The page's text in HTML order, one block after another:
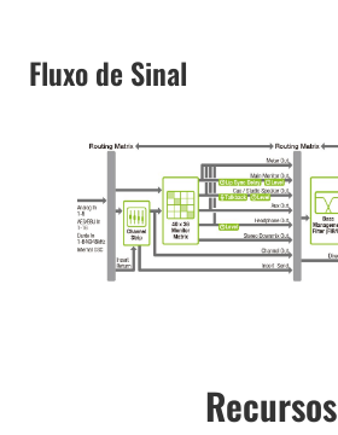
Fluxo de Sinal
Recursos